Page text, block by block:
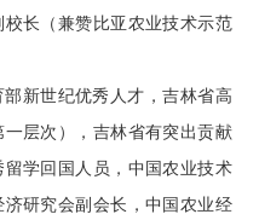
长（兼赞比亚农业技术示范
新世纪优秀人才，吉林省高
层次），吉林省有突出贡献
学回国人员，中国农业技术
研究会副会长，中国农业经